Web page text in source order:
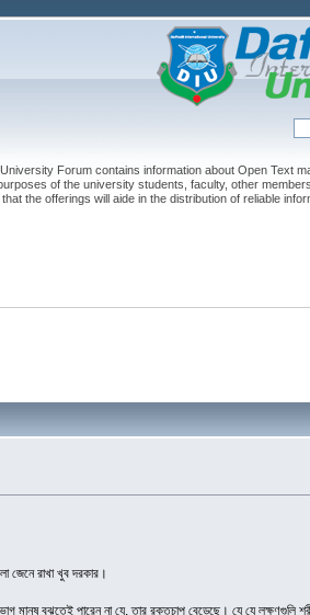
Forum contains information about Open Text
of the university students, faculty, other
the offerings will aide in the distribution of reliable
জেনে রাখা খুব দরকার।
মানুষ বুঝতেই পারেন না যে, তার রক্তচাপ বেড়েছে। যে যে লক্ষণগুলি